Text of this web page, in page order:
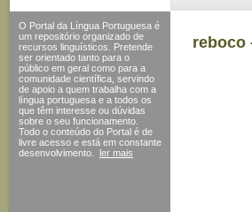
O Portal da Língua Portuguesa é
um repositório organizado de
recursos linguísticos. Pretende
ser orientado tanto para o
público em geral como para a
comunidade científica, servindo
de apoio a quem trabalha com a
língua portuguesa e a todos os
que têm interesse ou dúvidas
sobre o seu funcionamento.
Todo o conteúdo do Portal é de
livre acesso e está em constante
desenvolvimento.
ler mais
reboco